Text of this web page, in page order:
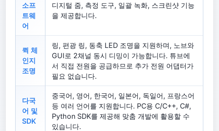
소프
트웨
어
디지털 줌, 측정 도구, 일괄 녹화, 스크린샷 기능
을 제공합니다.
퀵 체
인지
조명
링, 편광 링, 동축 LED 조명을 지원하며, 노브와
GUI로 2채널 동시 디밍이 가능합니다. 튜브에
서 직접 전원을 공급하므로 추가 전원 어댑터가
필요 없습니다.
다국
어 및
SDK
중국어, 영어, 한국어, 일본어, 독일어, 프랑스어
등 여러 언어를 지원합니다. PC용 C/C++, C#,
Python SDK를 제공해 맞춤 개발에 활용할 수
있습니다.